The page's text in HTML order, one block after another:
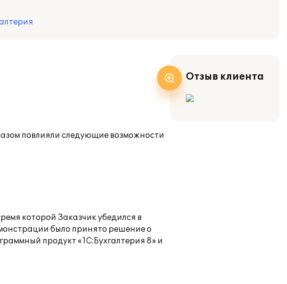
повлияли следующие возможности
которой Заказчик убедился в
было принято решение о
продукт «1С:Бухгалтерия 8» и
Отзыв клиента